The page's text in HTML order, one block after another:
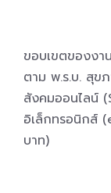
ขอบเขตของงา
ตาม พ.ร.บ. สุข
สังคมออนไลน์
อิเล็กทรอนิกส์
บาท)